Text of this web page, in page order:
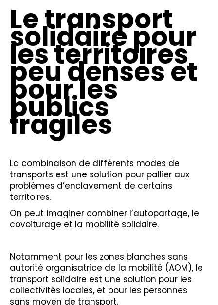
Le transport
solidaire pour
les territoires
peu denses et
pour les
publics
fragiles
La combinaison de différents modes de
transports est une solution pour pallier aux
problèmes d’enclavement de certains
territoires.
On peut imaginer combiner l’autopartage, le
covoiturage et la mobilité solidaire.
Notamment pour les zones blanches sans
autorité organisatrice de la mobilité (AOM), le
transport solidaire est une solution pour les
collectivités locales, et pour les personnes
sans moyen de transport.